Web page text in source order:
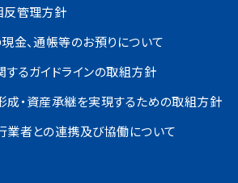
反管理方針
金、通帳等のお預りについて
るガイドラインの取組方針
・資産承継を実現するための取組方針
業者との連携及び協働について